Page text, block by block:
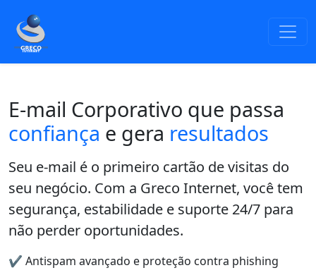
E-mail Corporativo que passa
confiança e gera resultados
Seu e-mail é o primeiro cartão de visitas do
seu negócio. Com a Greco Internet, você tem
segurança, estabilidade e suporte 24/7 para
não perder oportunidades.
✔️ Antispam avançado e proteção contra phishing